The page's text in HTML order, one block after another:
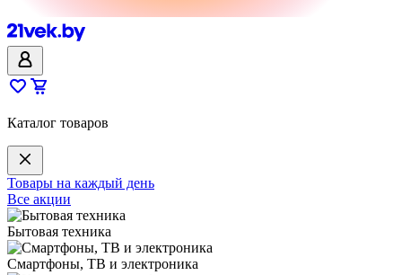
Каталог товаров
Товары на каждый день
Все акции
Бытовая техника
Смартфоны, ТВ и электроника